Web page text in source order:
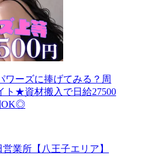
ワーズに捧げてみる？周
ト★資材搬入で日給27500
OK◎
業所【八王子エリア】